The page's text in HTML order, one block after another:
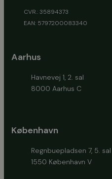
CVR.: 35894373
EAN: 5797200083340
Aarhus
Havnevej 1, 2. sal
8000 Aarhus C
København
Regnbuepladsen 7, 5. sal
1550 København V